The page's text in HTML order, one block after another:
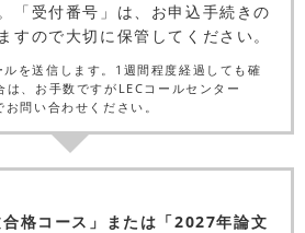
「受付番号」は、お申込手続きの
すので大切に保管してください。
を送信します。1週間程度経過しても確
は、お手数ですがLECコールセンター
問い合わせください。
合格コース」または「2027年論文